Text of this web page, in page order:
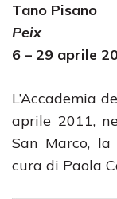
Tano Pisano
Peix
6 – 29 aprile
L’Accademia
aprile 2011,
San Marco, la
cura di Paola